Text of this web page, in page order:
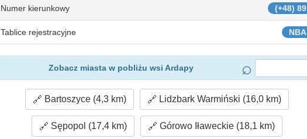
(+48) 89
Numer kierunkowy
NBA
Tablice rejestracyjne
Zobacz miasta w pobliżu wsi Ardapy
Bartoszyce (4,3 km) Lidzbark Warmiński (16,0 km)
Sępopol (17,4 km) Górowo Iławeckie (18,1 km)